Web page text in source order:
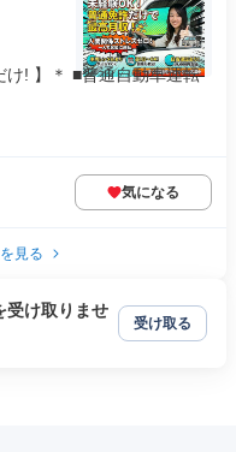
! 】＊ ■普通自動車運転
気になる
見る
受け取りませ
受け取る